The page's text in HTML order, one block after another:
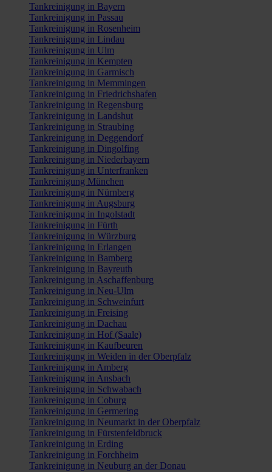
Tankreinigung in Bayern
Tankreinigung in Passau
Tankreinigung in Rosenheim
Tankreinigung in Lindau
Tankreinigung in Ulm
Tankreinigung in Kempten
Tankreinigung in Garmisch
Tankreinigung in Memmingen
Tankreinigung in Friedrichshafen
Tankreinigung in Regensburg
Tankreinigung in Landshut
Tankreinigung in Straubing
Tankreinigung in Deggendorf
Tankreinigung in Dingolfing
Tankreinigung in Niederbayern
Tankreinigung in Unterfranken
Tankreinigung München
Tankreinigung in Nürnberg
Tankreinigung in Augsburg
Tankreinigung in Ingolstadt
Tankreinigung in Fürth
Tankreinigung in Würzburg
Tankreinigung in Erlangen
Tankreinigung in Bamberg
Tankreinigung in Bayreuth
Tankreinigung in Aschaffenburg
Tankreinigung in Neu-Ulm
Tankreinigung in Schweinfurt
Tankreinigung in Freising
Tankreinigung in Dachau
Tankreinigung in Hof (Saale)
Tankreinigung in Kaufbeuren
Tankreinigung in Weiden in der Oberpfalz
Tankreinigung in Amberg
Tankreinigung in Ansbach
Tankreinigung in Schwabach
Tankreinigung in Coburg
Tankreinigung in Germering
Tankreinigung in Neumarkt in der Oberpfalz
Tankreinigung in Fürstenfeldbruck
Tankreinigung in Erding
Tankreinigung in Forchheim
Tankreinigung in Neuburg an der Donau